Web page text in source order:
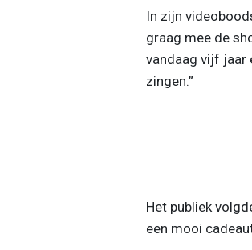
In zijn
graag mee de
vandaag vijf jaar
zingen.”
Het publiek
een mooi